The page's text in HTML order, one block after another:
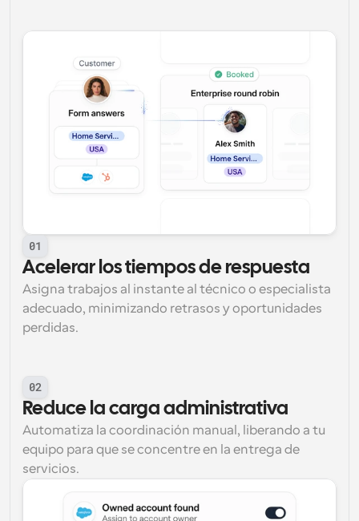
01
Acelerar los tiempos de respuesta
Asigna trabajos al instante al técnico o especialista
adecuado, minimizando retrasos y oportunidades
perdidas.
02
Reduce la carga administrativa
Automatiza la coordinación manual, liberando a tu
equipo para que se concentre en la entrega de
servicios.